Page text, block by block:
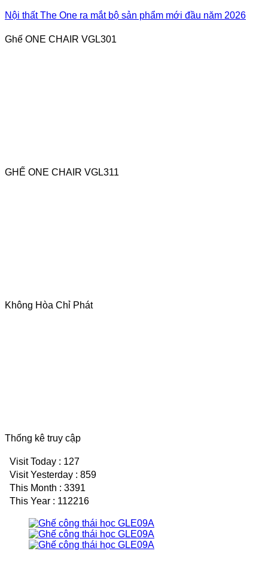
Nội thất The One ra mắt bộ sản phẩm mới đầu năm 2026
Ghế ONE CHAIR VGL301
GHẾ ONE CHAIR VGL311
Không Hòa Chỉ Phát
Thống kê truy cập
Visit Today : 127
Visit Yesterday : 859
This Month : 3391
This Year : 112216